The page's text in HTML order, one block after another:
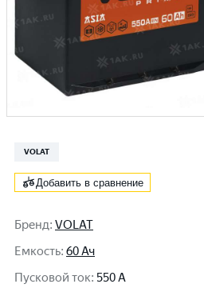
VOLAT
Добавить в сравнение
Бренд: VOLAT
Емкость: 60 Ач
Пусковой ток: 550 A